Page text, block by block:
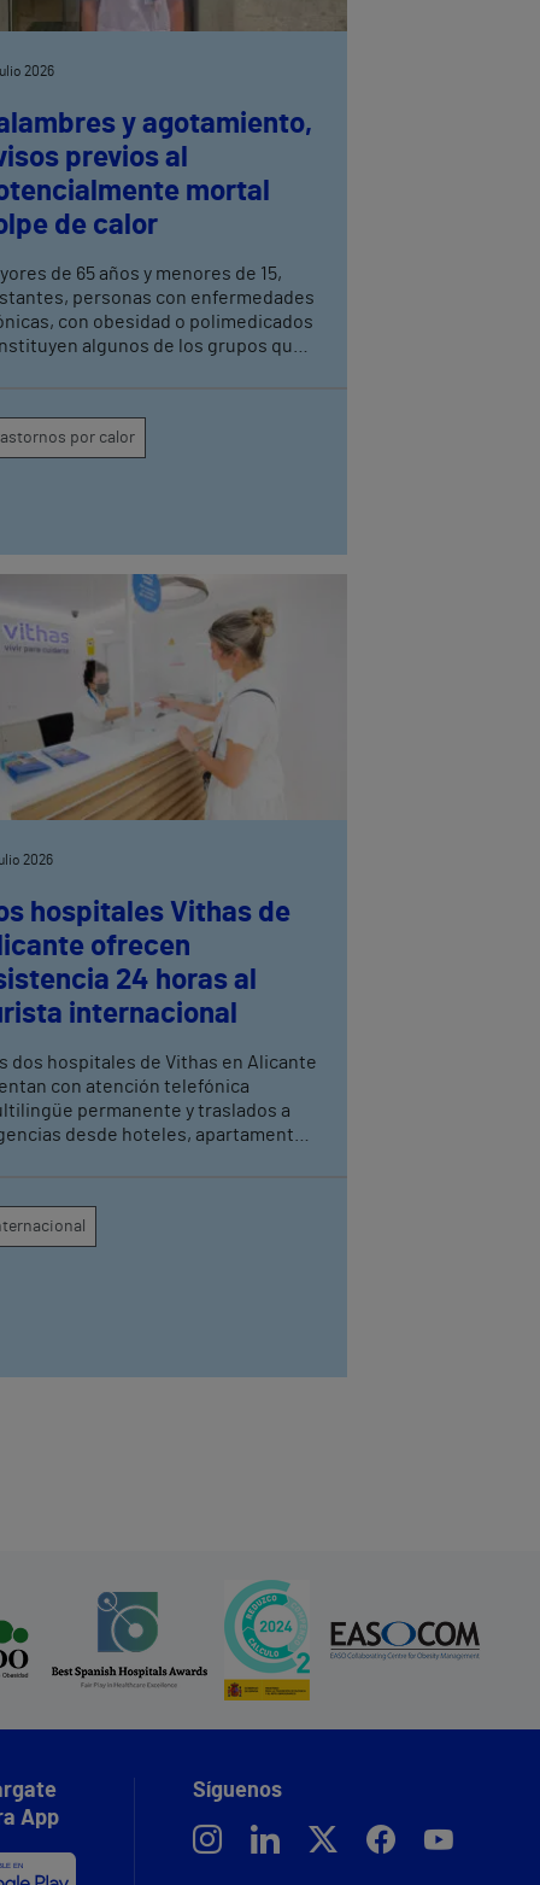
2026
y agotamiento,
previos al
mortal
de calor
de 65 años y menores de 15,
personas con enfermedades
con obesidad o polimedicados
algunos de los grupos que
del Hospital Vithas Las
Palmas
por calor
2026
hospitales Vithas de
ofrecen
24 horas al
internacional
dos hospitales de Vithas en Alicante
con atención telefónica
permanente y traslados a
desde hoteles, apartamentos
App
Síguenos